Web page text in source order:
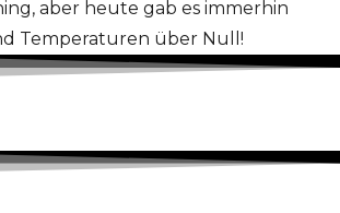
aber heute gab es immerhin
Temperaturen über Null!